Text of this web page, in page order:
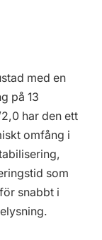
med en
på 13
har den ett
omfång i
som
snabbt i